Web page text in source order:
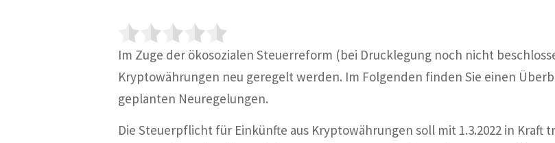
Im Zuge der ökosozialen Steuerreform (bei Drucklegung noch nicht
Kryptowährungen neu geregelt werden. Im Folgenden finden Sie einen
geplanten Neuregelungen.
Die Steuerpflicht für Einkünfte aus Kryptowährungen soll mit 1.3.2022 in